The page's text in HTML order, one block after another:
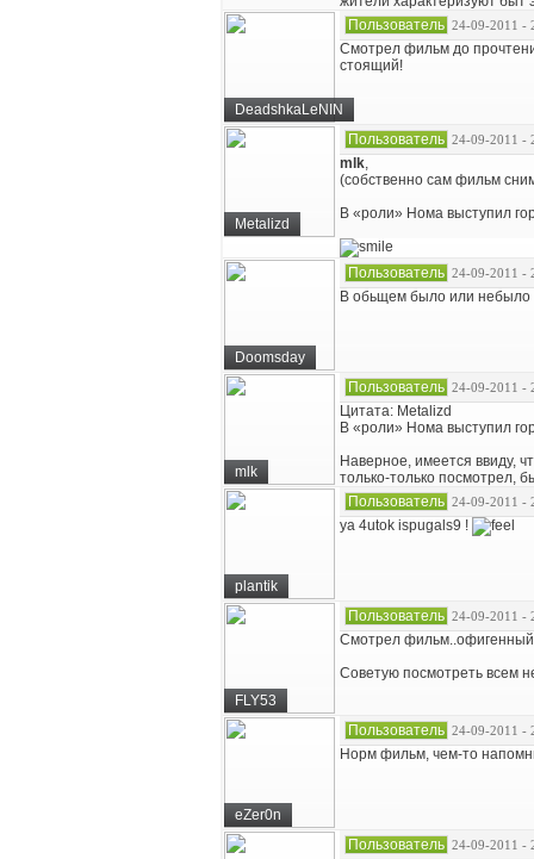
DeadshkaLeNIN
Пользователь 24-09-2011 -
Смотрел фильм до
стоящий!
Metalizd
Пользователь 24-09-2011 -
mlk,
(собственно сам фильм
В «роли» Нома выступил
Doomsday
Пользователь 24-09-2011 -
В обьщем было или небыло
mlk
Пользователь 24-09-2011 -
Цитата: Metalizd
В «роли» Нома выступил
Наверное, имеется ввиду,
только-только посмотрел,
plantik
Пользователь 24-09-2011 -
ya 4utok ispugals9 !
FLY53
Пользователь 24-09-2011 -
Смотрел
Советую посмотреть всем
eZer0n
Пользователь 24-09-2011 -
Норм фильм, чем-то
Пользователь 24-09-2011 -